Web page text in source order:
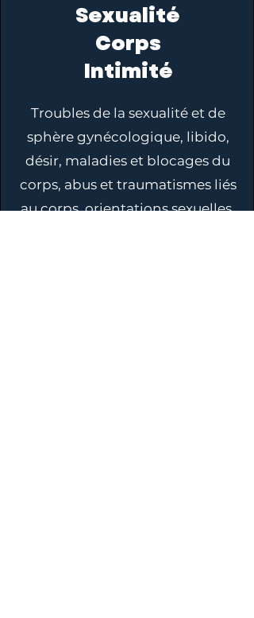
Sexualité
Corps
Intimité
Troubles de la sexualité et de
sphère gynécologique, libido,
désir, maladies et blocages du
corps, abus et traumatismes liés
au corps, orientations sexuelles,